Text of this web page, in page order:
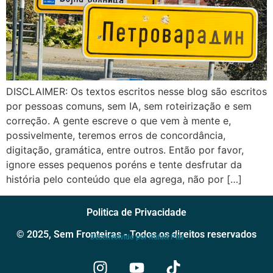
DISCLAIMER: Os textos escritos nesse blog são escritos
por pessoas comuns, sem IA, sem roteirização e sem
correção. A gente escreve o que vem à mente e,
possivelmente, teremos erros de concordância,
digitação, gramática, entre outros. Então por favor,
ignore esses pequenos poréns e tente desfrutar da
história pelo conteúdo que ela agrega, não por […]
Politica de Privacidade
© 2025, Sem Fronteiras - Todos os direitos reservados
Desenvolvido por Rafael Pita